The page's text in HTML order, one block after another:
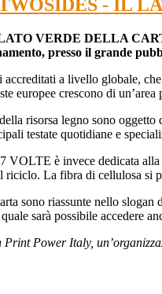
- IL
VERDE DELLA
presso il grande
a livello globale,
europee crescono di
risorsa legno sono
testate quotidiane e
è invece dedicata
riciclo. La fibra di cellulosa si
carta sono riassunte nello
sarà possibile accedere
Power Italy,